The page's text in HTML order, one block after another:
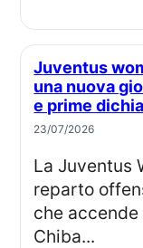
Juventus women ufficiale: remina chiba è
una nuova
e prime
23/07/2026
La Juventus Women amplia il proprio
reparto
che accende
Chiba...